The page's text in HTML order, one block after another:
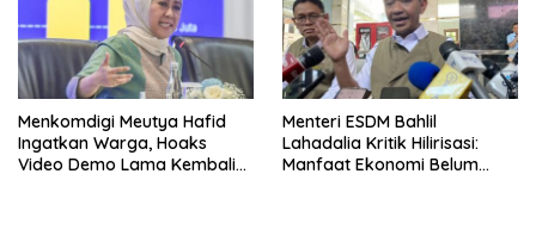
Menkomdigi Meutya Hafid
Ingatkan Warga, Hoaks
Video Demo Lama Kembali
Menteri ESDM Bahlil
Lahadalia Kritik Hilirisasi:
Manfaat Ekonomi Belum